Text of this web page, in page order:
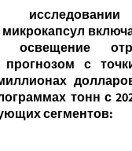
освещение
с
тонн с
сегментов: